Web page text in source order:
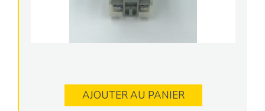
AJOUTER AU PANIER